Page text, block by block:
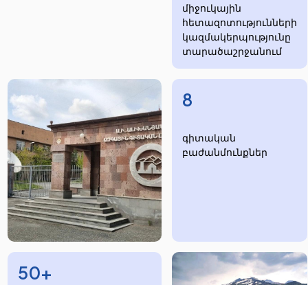
միջուկային
հետազոտությունների
​​​​կազմակերպությունը
տարածաշրջանում
8
​​​գիտական
բաժանմունքներ
50+